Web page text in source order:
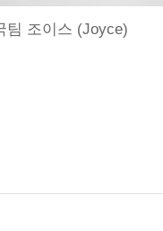
팀 조이스 (Joyce)